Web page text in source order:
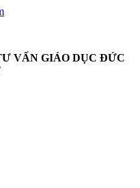
VẤN GIÁO DỤC ĐỨC